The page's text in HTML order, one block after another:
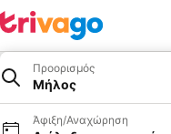
Προορισμός
Μήλος
Άφιξη/Αναχώρηση